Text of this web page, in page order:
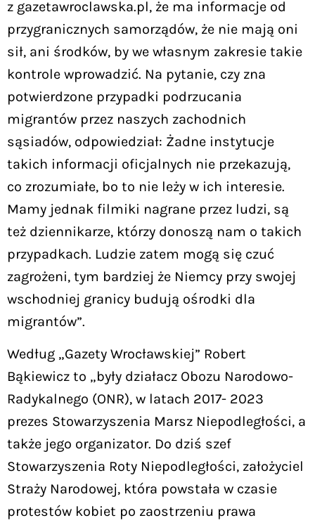
z gazetawroclawska.pl, że ma informacje od
przygranicznych samorządów, że nie mają oni
sił, ani środków, by we własnym zakresie takie
kontrole wprowadzić. Na pytanie, czy zna
potwierdzone przypadki podrzucania
migrantów przez naszych zachodnich
sąsiadów, odpowiedział: Żadne instytucje
takich informacji oficjalnych nie przekazują,
co zrozumiałe, bo to nie leży w ich interesie.
Mamy jednak filmiki nagrane przez ludzi, są
też dziennikarze, którzy donoszą nam o takich
przypadkach. Ludzie zatem mogą się czuć
zagrożeni, tym bardziej że Niemcy przy swojej
wschodniej granicy budują ośrodki dla
migrantów”.
Według „Gazety Wrocławskiej” Robert
Bąkiewicz to „były działacz Obozu Narodowo-
Radykalnego (ONR), w latach 2017- 2023
prezes Stowarzyszenia Marsz Niepodległości, a
także jego organizator. Do dziś szef
Stowarzyszenia Roty Niepodległości, założyciel
Straży Narodowej, która powstała w czasie
protestów kobiet po zaostrzeniu prawa